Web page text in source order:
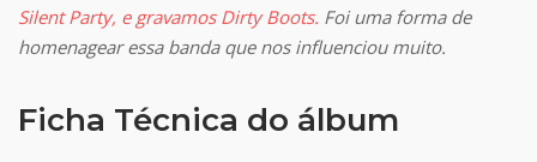
Silent Party, e gravamos Dirty Boots. Foi uma forma de
homenagear essa banda que nos influenciou muito.
Ficha Técnica do álbum